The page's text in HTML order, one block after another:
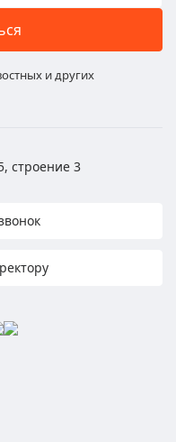
и других
строение 3